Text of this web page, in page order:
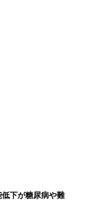
下が糖尿病や難